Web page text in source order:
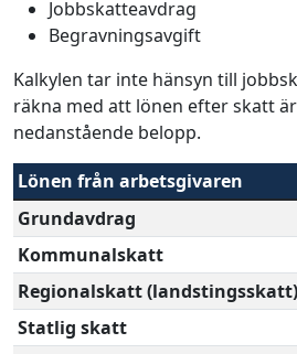
Jobbskatteavdrag
Begravningsavgift
Kalkylen tar inte hänsyn till
räkna med att lönen efter skatt
nedanstående belopp.
Lönen från arbetsgivaren
Grundavdrag
Kommunalskatt
Regionalskatt (landstingsskatt)
Statlig skatt